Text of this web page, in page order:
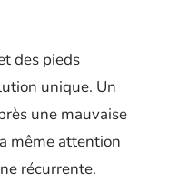
des pieds
unique. Un
une mauvaise
même attention
récurrente.